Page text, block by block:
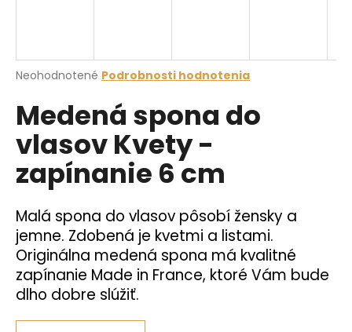
Priemerné
produktu
je
z
5
hviezdičiek.
Neohodnotené Podrobnosti hodnotenia
Medená spona do
vlasov Kvety -
zapínanie 6 cm
Malá spona do vlasov pôsobí žensky a
jemne. Zdobená je kvetmi a listami.
Originálna medená spona má kvalitné
zapínanie Made in France, ktoré Vám bude
dlho dobre slúžiť.
s
ť
?
HĽADAŤ
O
d
p
o
r